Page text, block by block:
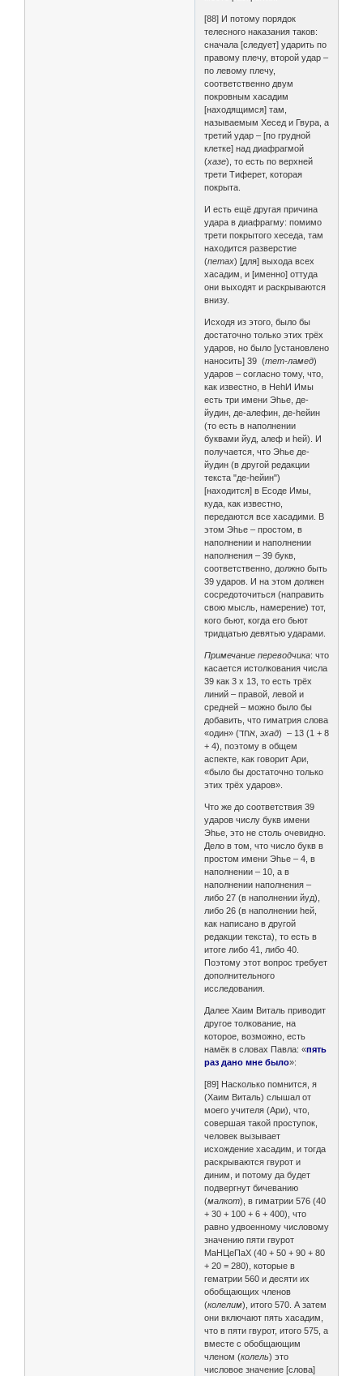
[88] И потому порядок
телесного наказания таков:
сначала [следует] ударить по
правому плечу, второй удар –
по левому плечу,
соответственно двум
покровным хасадим
[находящимся] там,
называемым Хесед и Гвура, а
третий удар – [по грудной
клетке] над диафрагмой
(хазе), то есть по верхней
трети Тиферет, которая
покрыта.
И есть ещё другая причина
удара в диафрагму: помимо
трети покрытого хеседа, там
находится разверстие
(петах) [для] выхода всех
хасадим, и [именно] оттуда
они выходят и раскрываются
внизу.
Исходя из этого, было бы
достаточно только этих трёх
ударов, но было [установлено
наносить] 39 (тет-ламед)
ударов – согласно тому, что,
как известно, в НеhИ Имы
есть три имени Эhье, де-
йудин, де-алефин, де-hейин
(то есть в наполнении
буквами йуд, алеф и hей). И
получается, что Эhье де-
йудин (в другой редакции
текста "де-hейин")
[находится] в Есоде Имы,
куда, как известно,
передаются все хасадими. В
этом Эhье – простом, в
наполнении и наполнении
наполнения – 39 букв,
соответственно, должно быть
39 ударов. И на этом должен
сосредоточиться (направить
свою мысль, намерение) тот,
кого бьют, когда его бьют
тридцатью девятью ударами.
Примечание переводчика: что
касается истолкования числа
39 как 3 х 13, то есть трёх
линий – правой, левой и
средней – можно было бы
добавить, что гиматрия слова
«один» (אחד,эхад) – 13 (1 + 8
+ 4), поэтому в общем
аспекте, как говорит Ари,
«было бы достаточно только
этих трёх ударов».
Что же до соответствия 39
ударов числу букв имени
Эhье, это не столь очевидно.
Дело в том, что число букв в
простом имени Эhье – 4, в
наполнении – 10, а в
наполнении наполнения –
либо 27 (в наполнении йуд),
либо 26 (в наполнении hей,
как написано в другой
редакции текста), то есть в
итоге либо 41, либо 40.
Поэтому этот вопрос требует
дополнительного
исследования.
Далее Хаим Виталь приводит
другое толкование, на
которое, возможно, есть
намёк в словах Павла: «пять
раз дано мне было»:
[89] Насколько помнится, я
(Хаим Виталь) слышал от
моего учителя (Ари), что,
совершая такой проступок,
человек вызывает
исхождение хасадим, и тогда
раскрываются гвурот и
диним, и потому да будет
подвергнут бичеванию
(малкот), в гиматрии 576 (40
+ 30 + 100 + 6 + 400), что
равно удвоенному числовому
значению пяти гвурот
МаНЦеПаХ (40 + 50 + 90 + 80
+ 20 = 280), которые в
гематрии 560 и десяти их
обобщающих членов
(колелим), итого 570. А затем
они включают пять хасадим,
что в пяти гвурот, итого 575, а
вместе с обобщающим
членом (колель) это
числовое значение [слова]